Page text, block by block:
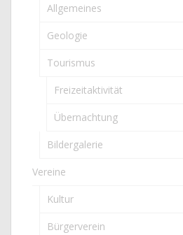
Allgemeines
Geologie
Tourismus
Freizeitaktivität
Übernachtung
Bildergalerie
Vereine
Kultur
Bürgerverein